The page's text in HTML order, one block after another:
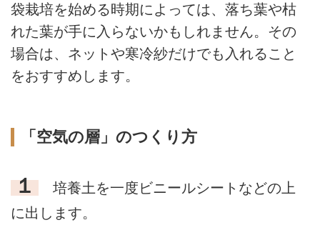
袋栽培を始める時期によっては、落ち葉や枯
れた葉が手に入らないかもしれません。その
場合は、ネットや寒冷紗だけでも入れること
をおすすめします。
「空気の層」のつくり方
１
培養土を一度ビニールシートなどの上
に出します。